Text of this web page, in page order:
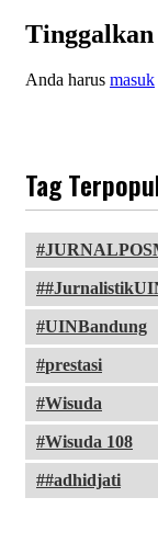
Anda harus masuk
Tag
UINBandung
prestasi
Wisuda
Wisuda 108
#adhidjati